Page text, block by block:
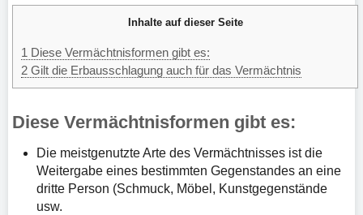
Inhalte auf dieser Seite
1 Diese Vermächtnisformen gibt es:
2 Gilt die Erbausschlagung auch für das Vermächtnis
Diese Vermächtnisformen gibt es:
Die meistgenutzte Arte des Vermächtnisses ist die
Weitergabe eines bestimmten Gegenstandes an eine
dritte Person (Schmuck, Möbel, Kunstgegenstände
usw.